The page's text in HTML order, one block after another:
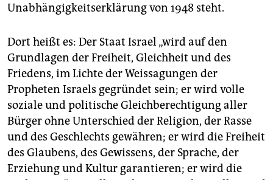
Unabhängigkeitserklärung von 1948 steht.
Dort heißt es: Der Staat Israel „wird auf den
Grundlagen der Freiheit, Gleichheit und des
Friedens, im Lichte der Weissagungen der
Propheten Israels gegründet sein; er wird volle
soziale und politische Gleichberechtigung aller
Bürger ohne Unterschied der Religion, der Rasse
und des Geschlechts gewähren; er wird die Freiheit
des Glaubens, des Gewissens, der Sprache, der
Erziehung und Kultur garantieren; er wird die